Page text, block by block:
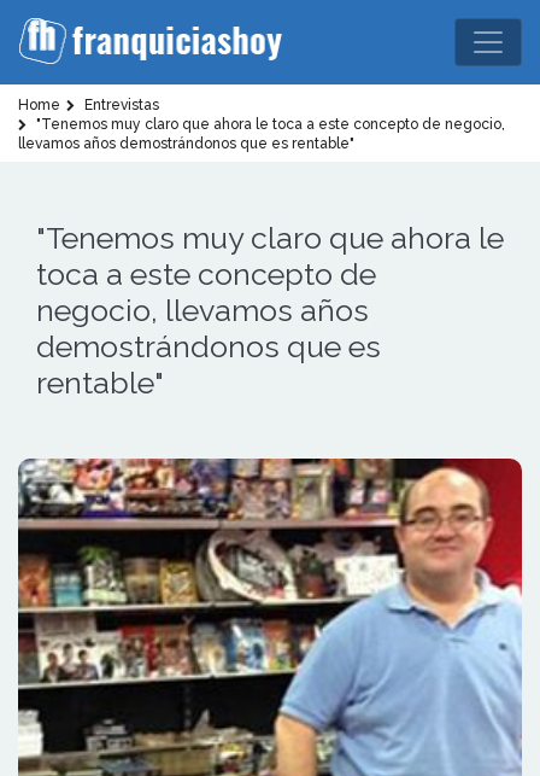
Home
Entrevistas
"Tenemos muy claro que ahora le toca a este concepto de negocio,
llevamos años demostrándonos que es rentable"
"Tenemos muy claro que ahora le
toca a este concepto de
negocio, llevamos años
demostrándonos que es
rentable"